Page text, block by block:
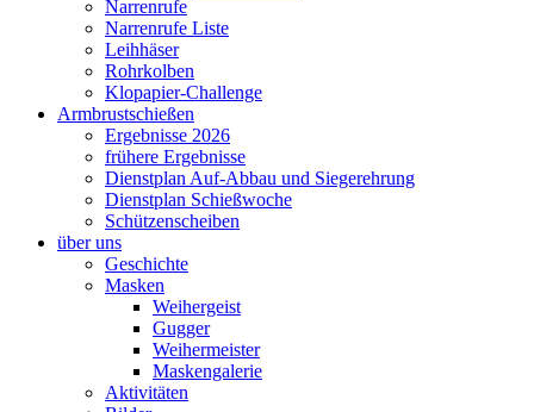
Narrenrufe
Narrenrufe Liste
Leihhäser
Rohrkolben
Klopapier-Challenge
Armbrustschießen
Ergebnisse 2026
frühere Ergebnisse
Dienstplan Auf-Abbau und Siegerehrung
Dienstplan Schießwoche
Schützenscheiben
über uns
Geschichte
Masken
Weihergeist
Gugger
Weihermeister
Maskengalerie
Aktivitäten